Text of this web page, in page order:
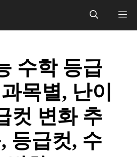
메
수학 등급
목별, 난이
컷 변화 추
등급컷, 수